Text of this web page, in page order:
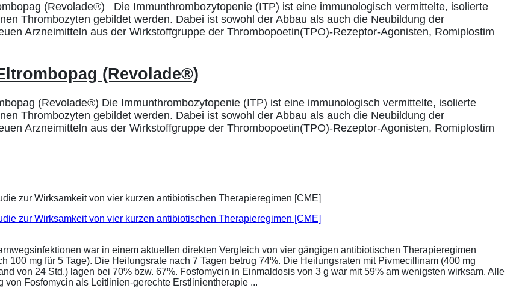
(Revolade®) Die Immunthrombozytopenie (ITP) ist eine immunologisch vermittelte, isolierte
Thrombozyten gebildet werden. Dabei ist sowohl der Abbau als auch die Neubildung der
Arzneimitteln aus der Wirkstoffgruppe der Thrombopoetin(TPO)-Rezeptor-Agonisten, Romiplostim
(Revolade®)
(Revolade®) Die Immunthrombozytopenie (ITP) ist eine immunologisch vermittelte, isolierte
Thrombozyten gebildet werden. Dabei ist sowohl der Abbau als auch die Neubildung der
Arzneimitteln aus der Wirkstoffgruppe der Thrombopoetin(TPO)-Rezeptor-Agonisten, Romiplostim
zur Wirksamkeit von vier kurzen antibiotischen Therapieregimen [CME]
war in einem aktuellen direkten Vergleich von vier gängigen antibiotischen Therapieregimen
100 mg für 5 Tage). Die Heilungsrate nach 7 Tagen betrug 74%. Die Heilungsraten mit Pivmecillinam (400 mg
von 24 Std.) lagen bei 70% bzw. 67%. Fosfomycin in Einmaldosis von 3 g war mit 59% am wenigsten wirksam. Alle
Fosfomycin als Leitlinien-gerechte Erstlinientherapie ...